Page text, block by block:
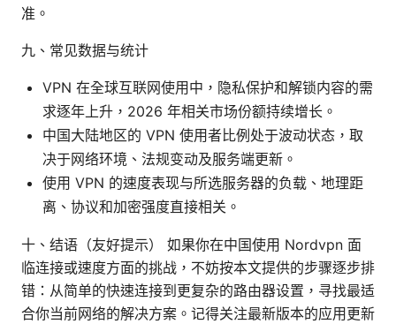
准。
九、常见数据与统计
VPN 在全球互联网使用中，隐私保护和解锁内容的需
求逐年上升，2026 年相关市场份额持续增长。
中国大陆地区的 VPN 使用者比例处于波动状态，取
决于网络环境、法规变动及服务端更新。
使用 VPN 的速度表现与所选服务器的负载、地理距
离、协议和加密强度直接相关。
十、结语（友好提示） 如果你在中国使用 Nordvpn 面
临连接或速度方面的挑战，不妨按本文提供的步骤逐步排
错：从简单的快速连接到更复杂的路由器设置，寻找最适
合你当前网络的解决方案。记得关注最新版本的应用更新